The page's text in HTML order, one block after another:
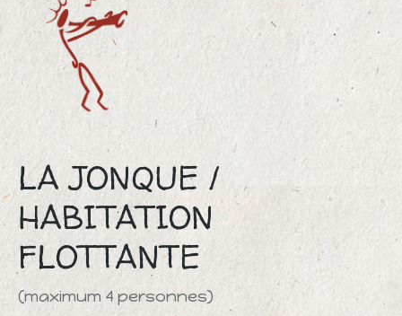
LA JONQUE /
HABITATION
FLOTTANTE
(maximum 4 personnes)